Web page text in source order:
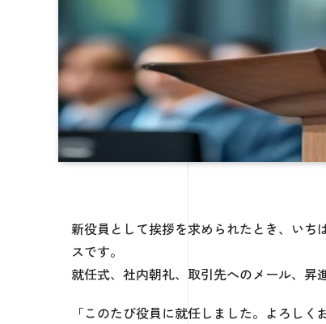
新役員として挨拶を求められたとき、いち
スです。
就任式、社内朝礼、取引先へのメール、昇
「このたび役員に就任しました。よろし